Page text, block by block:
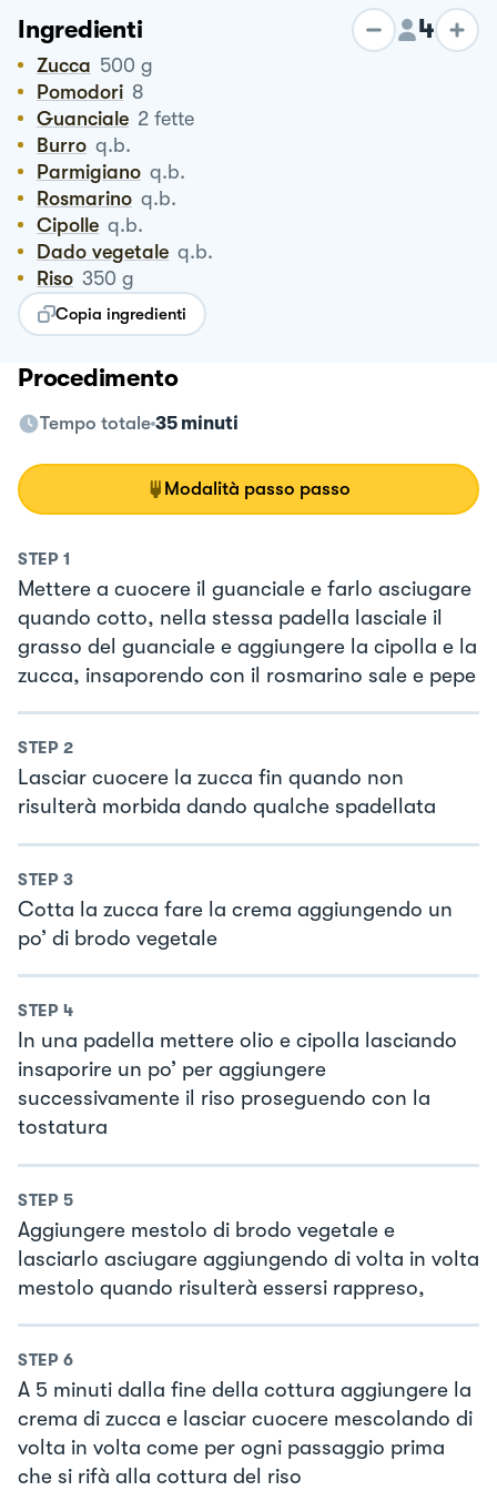
Ingredienti 4
Zucca 500 g
Pomodori 8
Guanciale 2 fette
Burro q.b.
Parmigiano q.b.
Rosmarino q.b.
Cipolle q.b.
Dado vegetale q.b.
Riso 350 g
Copia ingredienti
Procedimento
Tempo totale 35 minuti
Modalità passo passo
STEP 1
Mettere a cuocere il guanciale e farlo asciugare
quando cotto, nella stessa padella lasciale il
grasso del guanciale e aggiungere la cipolla e la
zucca, insaporendo con il rosmarino sale e pepe
STEP 2
Lasciar cuocere la zucca fin quando non
risulterà morbida dando qualche spadellata
STEP 3
Cotta la zucca fare la crema aggiungendo un
po’ di brodo vegetale
STEP 4
In una padella mettere olio e cipolla lasciando
insaporire un po’ per aggiungere
successivamente il riso proseguendo con la
tostatura
STEP 5
Aggiungere mestolo di brodo vegetale e
lasciarlo asciugare aggiungendo di volta in volta
mestolo quando risulterà essersi rappreso,
STEP 6
A 5 minuti dalla fine della cottura aggiungere la
crema di zucca e lasciar cuocere mescolando di
volta in volta come per ogni passaggio prima
che si rifà alla cottura del riso